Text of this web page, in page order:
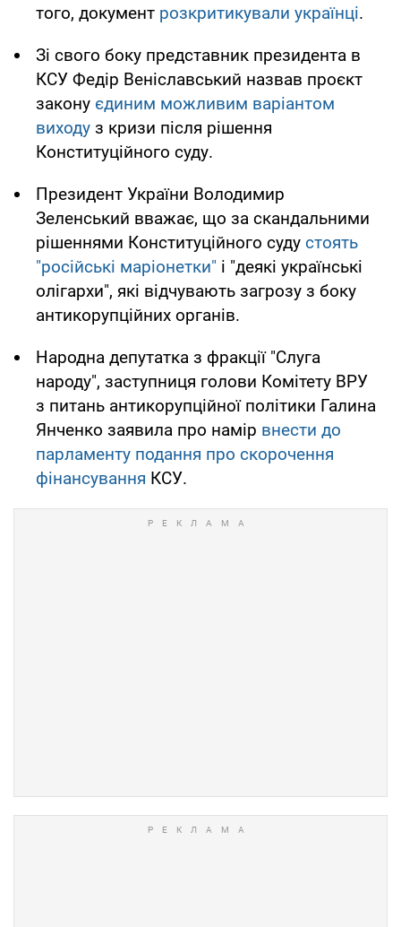
того, документ розкритикували українці.
Зі свого боку представник президента в
КСУ Федір Веніславський назвав проєкт
закону єдиним можливим варіантом
виходу з кризи після рішення
Конституційного суду.
Президент України Володимир
Зеленський вважає, що за скандальними
рішеннями Конституційного суду стоять
"російські маріонетки" і "деякі українські
олігархи", які відчувають загрозу з боку
антикорупційних органів.
Народна депутатка з фракції "Слуга
народу", заступниця голови Комітету ВРУ
з питань антикорупційної політики Галина
Янченко заявила про намір внести до
парламенту подання про скорочення
фінансування КСУ.